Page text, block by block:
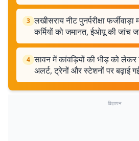
3 लखीसराय नीट पुनर्परीक्षा
कर्मियों को जमानत, ईओयू की जांच
4 सावन में कांवड़ियों की भीड़ को
अलर्ट, ट्रेनों और स्टेशनों पर बढ़ाई गई
विज्ञापन